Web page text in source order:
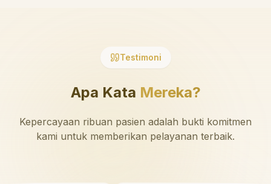
Testimoni
Apa Kata Mereka?
Kepercayaan ribuan pasien adalah bukti komitmen
kami untuk memberikan pelayanan terbaik.